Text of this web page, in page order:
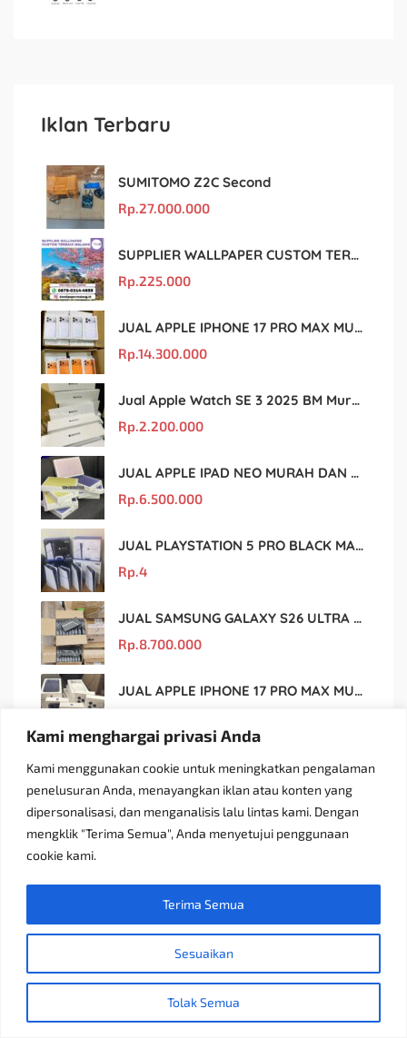
Kami menghargai privasi Anda
Kami menggunakan cookie untuk meningkatkan pengalaman
penelusuran Anda, menayangkan iklan atau konten yang
dipersonalisasi, dan menganalisis lalu lintas kami. Dengan
mengklik "Terima Semua", Anda menyetujui penggunaan
cookie kami.
Sesuaikan
Tolak Semua
Terima Semua
Iklan Terbaru
SUMITOMO Z2C Second
Rp.27.000.000
SUPPLIER WALLPAPER CUSTOM TERBAIK MALANG
Rp.225.000
JUAL APPLE IPHONE 17 PRO MAX MURAH DAN ORIGINAL
Rp.14.300.000
Jual Apple Watch SE 3 2025 BM Murah Dan original
Rp.2.200.000
JUAL APPLE IPAD NEO MURAH DAN ORIGINAL
Rp.6.500.000
JUAL PLAYSTATION 5 PRO BLACK MARKET MURAH DAN ORIGINAL
Rp.4
JUAL SAMSUNG GALAXY S26 ULTRA MURAH DAN ORIGINAL
Rp.8.700.000
JUAL APPLE IPHONE 17 PRO MAX MURAH DAN ORIGINAL
JUAL LPATOP ACER PREDATOR BLACK MARKET MURAH DAN ORIGINAL
Rp. 7.800.000
Rp.1.300.000
Rp.1.160.000
Angel Mommy Dot Bayi Peristaltic S/M/L/X-Cut / Puting Lebar Buram 10pcs
3.822